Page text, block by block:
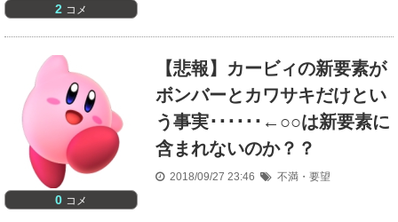
2 コメ
0 コメ
【悲報】カービィの新要素が
ボンバーとカワサキだけとい
う事実･･････←○○は新要素に
含まれないのか？？
2018/09/27 23:46 不満・要望